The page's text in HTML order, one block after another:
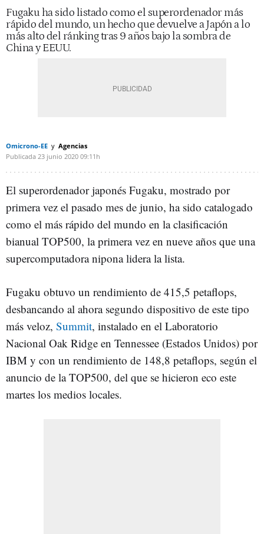
Fugaku ha sido listado como el superordenador más
rápido del mundo, un hecho que devuelve a Japón a lo
más alto del ránking tras 9 años bajo la sombra de
China y EEUU.
Omicrono-EE
Agencias
Publicada 23 junio 2020 09:11h
El superordenador japonés Fugaku, mostrado por
primera vez el pasado mes de junio, ha sido catalogado
como el más rápido del mundo en la clasificación
bianual TOP500, la primera vez en nueve años que una
supercomputadora nipona lidera la lista.
Fugaku obtuvo un rendimiento de 415,5 petaflops,
desbancando al ahora segundo dispositivo de este tipo
más veloz, Summit, instalado en el Laboratorio
Nacional Oak Ridge en Tennessee (Estados Unidos) por
IBM y con un rendimiento de 148,8 petaflops, según el
anuncio de la TOP500, del que se hicieron eco este
martes los medios locales.